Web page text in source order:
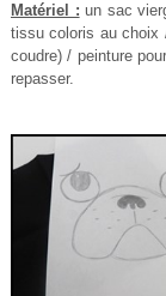
Matériel : un sac
tissu coloris au
coudre) / peinture
repasser.